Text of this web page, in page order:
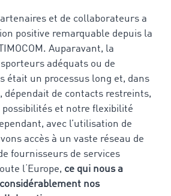
et de collaborateurs a
positive remarquable depuis la
Auparavant, la
adéquats ou de
était un processus long et, dans
dépendait de contacts restreints,
et notre flexibilité
avec l’utilisation de
accès à un vaste réseau de
fournisseurs de services
l‘Europe, ce qui nous a
nos